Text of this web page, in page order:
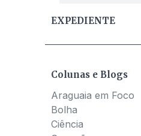
EXPEDIENTE
Colunas e Blogs
Araguaia em Foco
Bolha
Ciência